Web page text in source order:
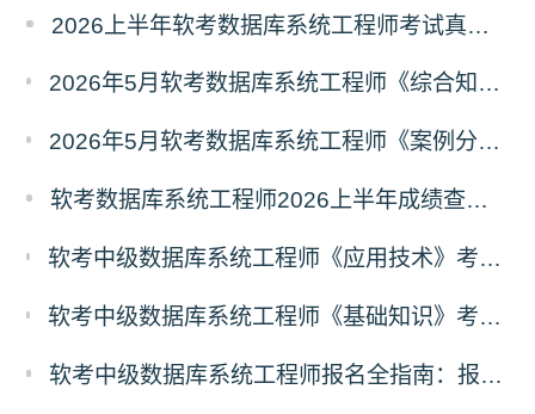
2026上半年软考数据库系统工程师考试真题考情分析
2026年5月软考数据库系统工程师《综合知识》真题（考生回忆版）
2026年5月软考数据库系统工程师《案例分析》真题（考生回忆版）
软考数据库系统工程师2026上半年成绩查询时间及入口
软考中级数据库系统工程师《应用技术》考什么？数据库系统工程师应用技术科目考试内容
软考中级数据库系统工程师《基础知识》考什么？数据库系统工程师基础知识科目考试内容
软考中级数据库系统工程师报名全指南：报名时间、入口、流程、资料、注意事项